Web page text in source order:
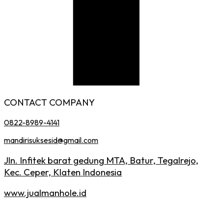
CONTACT COMPANY
0822-8989-4141
mandirisuksesid@gmail.com
Jln. Infitek barat gedung MTA, Batur, Tegalrejo,
Kec. Ceper, Klaten Indonesia
www.jualmanhole.id